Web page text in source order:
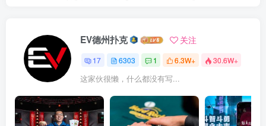
EV德州扑克 关注
17 6303 1 6.3W+ 30.6W+
这家伙很懒，什么都没有写...